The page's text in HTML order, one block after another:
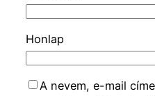
Honlap
A nevem, e-mail